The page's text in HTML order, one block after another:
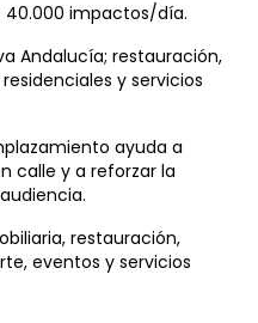
40.000 impactos/día.
Andalucía; restauración,
y servicios
ayuda a
calle y a reforzar la
restauración,
eventos y servicios